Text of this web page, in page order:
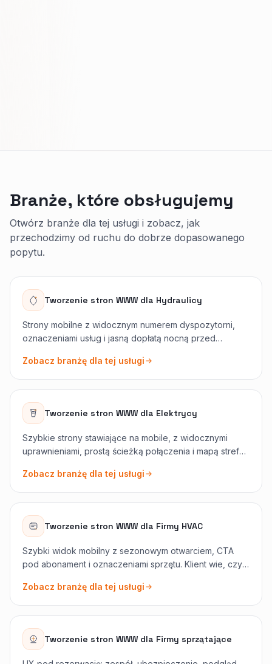
Branże, które obsługujemy
Otwórz branże dla tej usługi i zobacz, jak
przechodzimy od ruchu do dobrze dopasowanego
popytu.
Tworzenie stron WWW dla Hydraulicy
Strony mobilne z widocznym numerem dyspozytorni,
oznaczeniami usług i jasną dopłatą nocną przed
znika tarcie.
Zobacz branżę dla tej usługi
Tworzenie stron WWW dla Elektrycy
Szybkie strony stawiające na mobile, z widocznymi
uprawnieniami, prostą ścieżką połączenia i mapą strefy
umówione zlecenia, bez chowania dowodu pod
pierwszym ekranem.
Zobacz branżę dla tej usługi
Tworzenie stron WWW dla Firmy HVAC
Szybki widok mobilny z sezonowym otwarciem, CTA
pod abonament i oznaczeniami sprzętu. Klient wie, czy
Zobacz branżę dla tej usługi
Tworzenie stron WWW dla Firmy sprzątające